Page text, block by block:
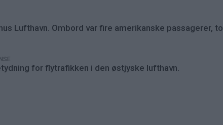
Lufthavn. Ombord var fire amerikanske passagerer, to
for flytrafikken i den østjyske lufthavn.